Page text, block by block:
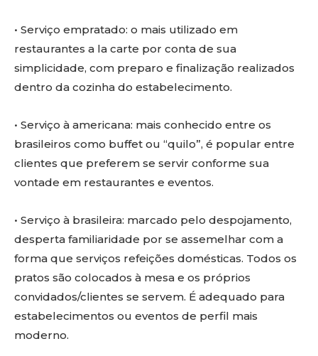
• Serviço empratado: o mais utilizado em
restaurantes a la carte por conta de sua
simplicidade, com preparo e finalização realizados
dentro da cozinha do estabelecimento.
• Serviço à americana: mais conhecido entre os
brasileiros como buffet ou “quilo”, é popular entre
clientes que preferem se servir conforme sua
vontade em restaurantes e eventos.
• Serviço à brasileira: marcado pelo despojamento,
desperta familiaridade por se assemelhar com a
forma que serviços refeições domésticas. Todos os
pratos são colocados à mesa e os próprios
convidados/clientes se servem. É adequado para
estabelecimentos ou eventos de perfil mais
moderno.